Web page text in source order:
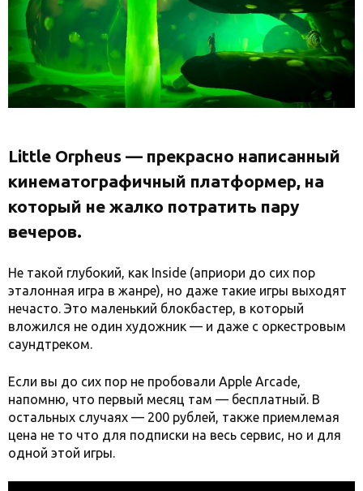
Little Orpheus — прекрасно написанный
кинематографичный платформер, на
который не жалко потратить пару
вечеров.
Не такой глубокий, как Inside (априори до сих пор
эталонная игра в жанре), но даже такие игры выходят
нечасто. Это маленький блокбастер, в который
вложился не один художник — и даже с оркестровым
саундтреком.
Если вы до сих пор не пробовали Apple Arcade,
напомню, что первый месяц там — бесплатный. В
остальных случаях — 200 рублей, также приемлемая
цена не то что для подписки на весь сервис, но и для
одной этой игры.